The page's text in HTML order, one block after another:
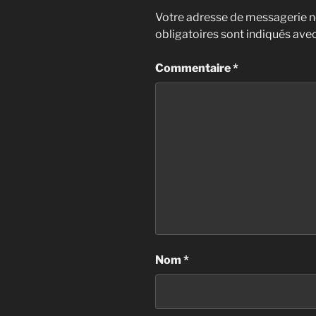
Votre adresse de messagerie
obligatoires sont indiqués
Commentaire*
Nom *